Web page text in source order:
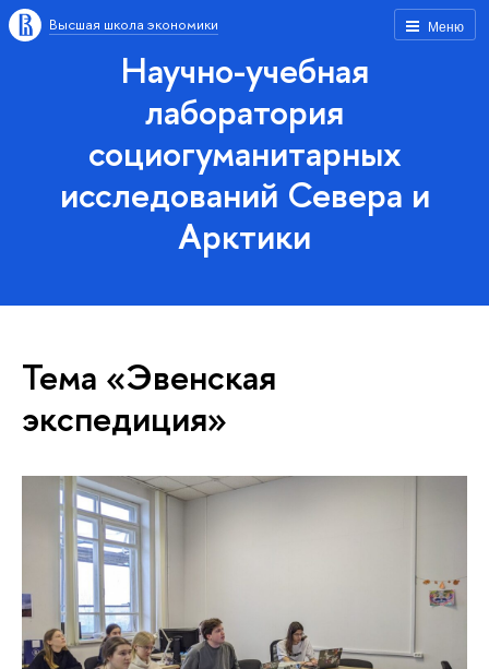
Меню
Высшая школа экономики
Научно-учебная
лаборатория
социогуманитарных
исследований Севера и
Арктики
Тема «Эвенская
экспедиция»